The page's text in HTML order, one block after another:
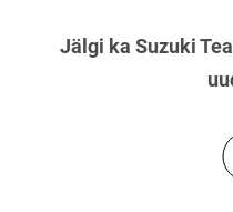
Jälgi ka Suzuki